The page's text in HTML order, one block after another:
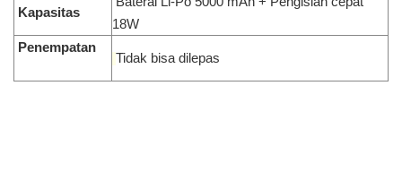
Kapasitas
18W
Penempatan
Tidak bisa dilepas